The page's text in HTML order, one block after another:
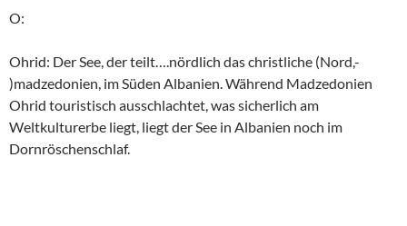
O:
Ohrid: Der See, der teilt….nördlich das christliche (Nord,-
)madzedonien, im Süden Albanien. Während Madzedonien
Ohrid touristisch ausschlachtet, was sicherlich am
Weltkulturerbe liegt, liegt der See in Albanien noch im
Dornröschenschlaf.